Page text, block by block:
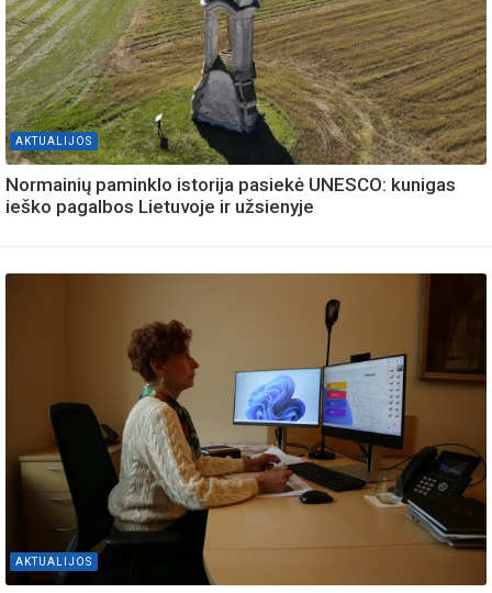
AKTUALIJOS
Normainių paminklo istorija pasiekė UNESCO: kunigas
ieško pagalbos Lietuvoje ir užsienyje
AKTUALIJOS